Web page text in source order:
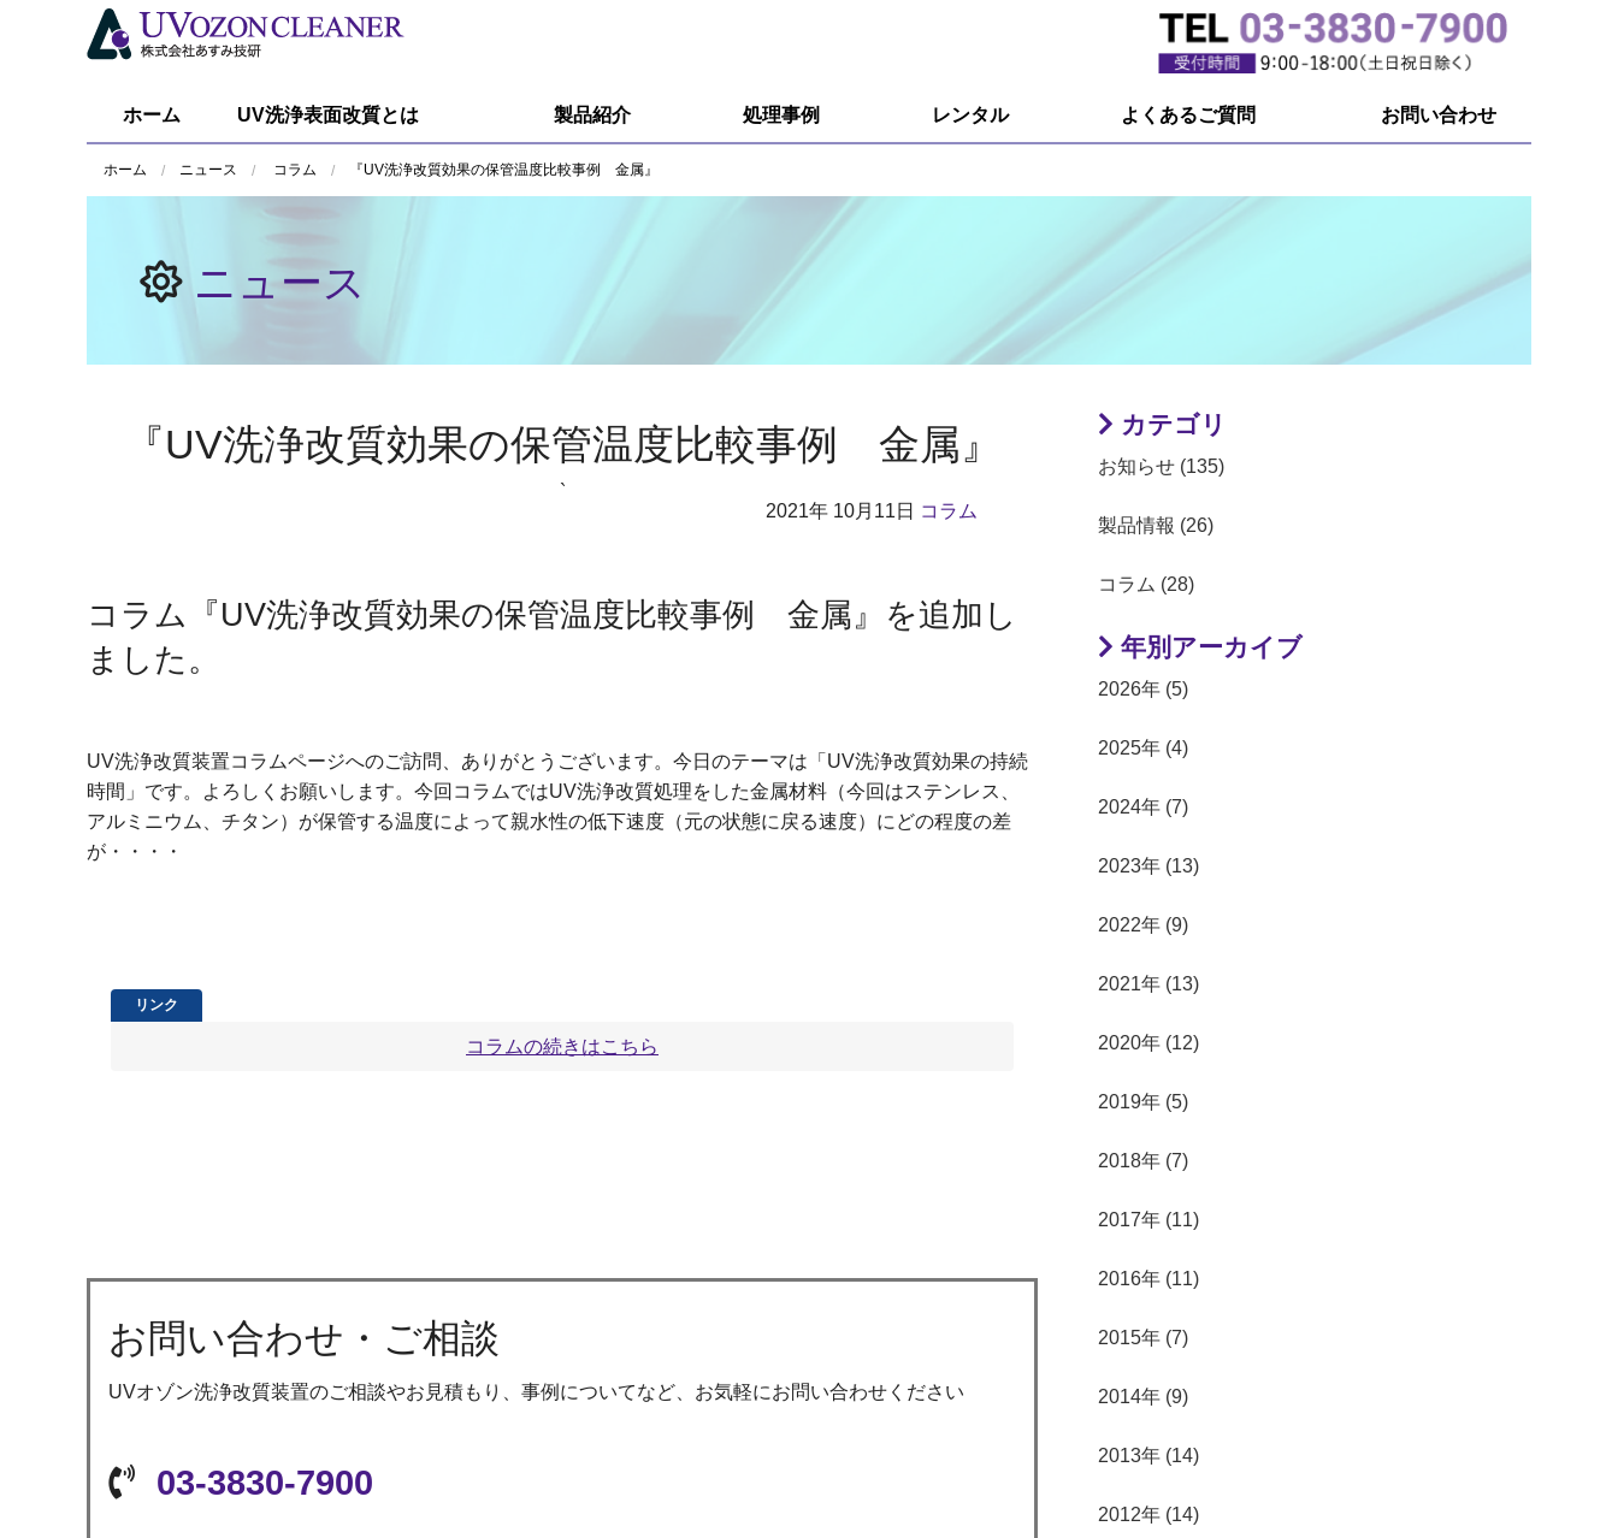
ホーム UV洗浄表面改質とは 製品紹介
R&D用小型装置
接触角計、ぬれ性評価装置
処理事例 レンタル よくあるご質問 お問い合わせ
ホーム ニュース コラム 『UV洗浄改質効果の保管温度比較事例 金属』
ニュース
『UV洗浄改質効果の保管温度比較事例 金属』
`
2021年 10月11日 コラム
コラム『UV洗浄改質効果の保管温度比較事例 金属』を追加し
ました。
UV洗浄改質装置コラムページへのご訪問、ありがとうございます。今日のテーマは「UV洗浄改質効果の持続
時間」です。よろしくお願いします。今回コラムではUV洗浄改質処理をした金属材料（今回はステンレス、
アルミニウム、チタン）が保管する温度によって親水性の低下速度（元の状態に戻る速度）にどの程度の差
が・・・・
コラムの続きはこちら
お問い合わせ・ご相談
UVオゾン洗浄改質装置のご相談やお見積もり、事例についてなど、お気軽にお問い合わせください
03-3830-7900
カテゴリ
お知らせ (135)
製品情報 (26)
コラム (28)
年別アーカイブ
2026年 (5)
2025年 (4)
2024年 (7)
2023年 (13)
2022年 (9)
2021年 (13)
2020年 (12)
2019年 (5)
2018年 (7)
2017年 (11)
2016年 (11)
2015年 (7)
2014年 (9)
2013年 (14)
2012年 (14)